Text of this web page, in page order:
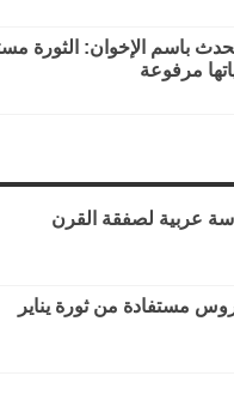
باسم الإخوان: الثورة
مرفوعة
عربية لصفقة القرن